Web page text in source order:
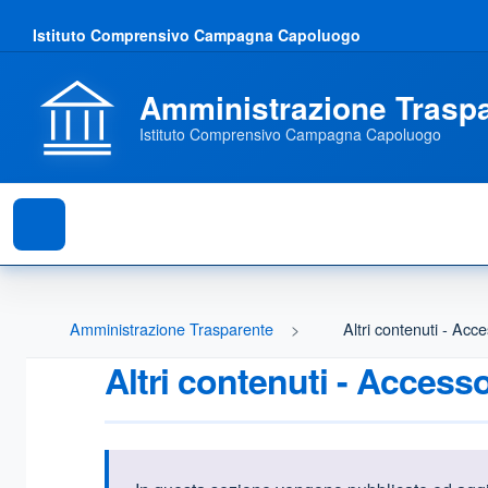
Istituto Comprensivo Campagna Capoluogo
Amministrazione
Istituto Comprensivo Campagna Capoluogo
Amministrazione Trasparente Altri contenuti -
Altri contenuti -